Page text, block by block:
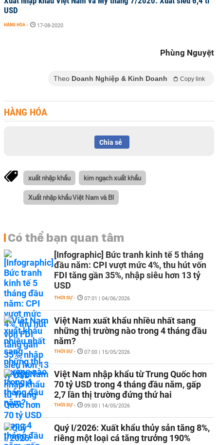
USD
HÀNG HÓA - 17-08-2020
Phùng Nguyệt
Theo Doanh Nghiệp & Kinh Doanh Copy link
HÀNG HÓA
Chia sẻ
xuất nhập khẩu kim ngạch xuất khẩu
Xuất nhập khẩu Việt Nam và Bỉ
Có thể bạn quan tâm
[Infographic] Bức tranh kinh tế 5 tháng
đầu năm: CPI vượt mức 4%, thu hút vốn
FDI tăng gần 35%, nhập siêu hơn 13 tỷ
USD
THỜI SỰ - 07:01 | 04/06/2026
Việt Nam xuất khẩu nhiều nhất sang
những thị trường nào trong 4 tháng đầu
năm?
THỜI SỰ - 07:00 | 15/05/2026
Việt Nam nhập khẩu từ Trung Quốc hơn
70 tỷ USD trong 4 tháng đầu năm, gấp
2,7 lần thị trường đứng thứ hai
THỜI SỰ - 09:00 | 14/05/2026
Quý I/2026: Xuất khẩu thủy sản tăng 8%,
riêng một loại cá tăng trưởng 190%